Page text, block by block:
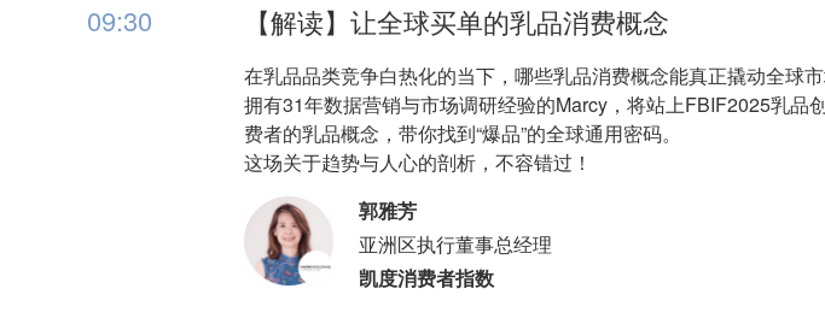
09:30
【解读】让全球买单的乳品消费概念
在乳品品类竞争白热化的当下，哪些乳品消费概念能真正撬动全球
拥有31年数据营销与市场调研经验的Marcy，将站上FBIF2025乳
费者的乳品概念，带你找到“爆品”的全球通用密码。
这场关于趋势与人心的剖析，不容错过！
郭雅芳
亚洲区执行董事总经理
凯度消费者指数